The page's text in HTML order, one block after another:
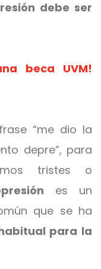
debe ser
beca UVM!
“me dio la
depre”, para
tristes o
es un
que se ha
para la